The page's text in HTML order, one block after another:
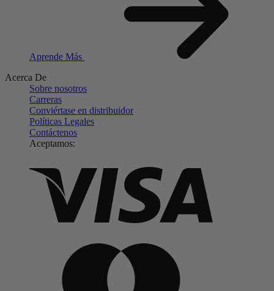
Aprende Más
Acerca De
Sobre nosotros
Carreras
Conviértase en distribuidor
Políticas Legales
Contáctenos
Aceptamos: